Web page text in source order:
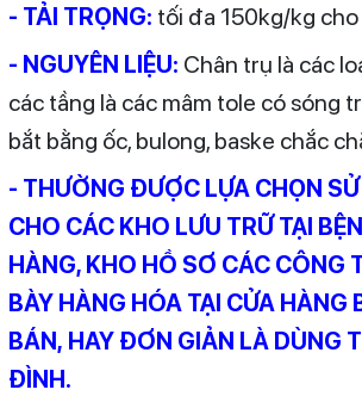
- TẢI TRỌNG: tối đa 150kg/kg cho
- NGUYÊN LIỆU: Chân trụ là các
các tầng là các mâm tole có sóng
bắt bằng ốc, bulong, baske chắc
- THƯỜNG ĐƯỢC LỰA CHỌN
CHO CÁC KHO LƯU TRỮ TẠI
HÀNG, KHO HỒ SƠ CÁC CÔNG
BÀY HÀNG HÓA TẠI CỬA HÀNG
BÁN, HAY ĐƠN GIẢN LÀ DÙNG
ĐÌNH.